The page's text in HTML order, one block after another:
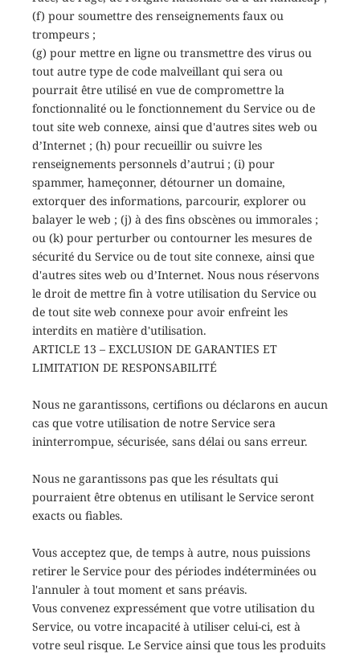
(f) pour soumettre des renseignements faux ou
trompeurs ;
(g) pour mettre en ligne ou transmettre des virus ou
tout autre type de code malveillant qui sera ou
pourrait être utilisé en vue de compromettre la
fonctionnalité ou le fonctionnement du Service ou de
tout site web connexe, ainsi que d'autres sites web ou
d’Internet ; (h) pour recueillir ou suivre les
renseignements personnels d’autrui ; (i) pour
spammer, hameçonner, détourner un domaine,
extorquer des informations, parcourir, explorer ou
balayer le web ; (j) à des fins obscènes ou immorales ;
ou (k) pour perturber ou contourner les mesures de
sécurité du Service ou de tout site connexe, ainsi que
d'autres sites web ou d’Internet. Nous nous réservons
le droit de mettre fin à votre utilisation du Service ou
de tout site web connexe pour avoir enfreint les
interdits en matière d'utilisation.
ARTICLE 13 – EXCLUSION DE GARANTIES ET
LIMITATION DE RESPONSABILITÉ
Nous ne garantissons, certifions ou déclarons en aucun
cas que votre utilisation de notre Service sera
ininterrompue, sécurisée, sans délai ou sans erreur.
Nous ne garantissons pas que les résultats qui
pourraient être obtenus en utilisant le Service seront
exacts ou fiables.
Vous acceptez que, de temps à autre, nous puissions
retirer le Service pour des périodes indéterminées ou
l'annuler à tout moment et sans préavis.
Vous convenez expressément que votre utilisation du
Service, ou votre incapacité à utiliser celui-ci, est à
votre seul risque. Le Service ainsi que tous les produits